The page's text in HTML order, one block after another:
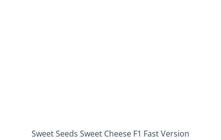
Sweet Seeds Sweet Cheese F1 Fast Version